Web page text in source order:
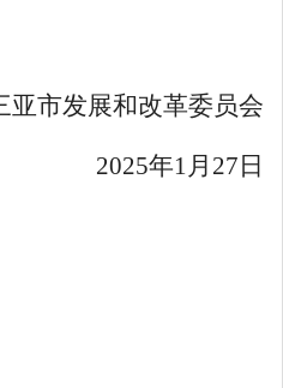
亚市发展和改革委员会
2025年1 月 27 日